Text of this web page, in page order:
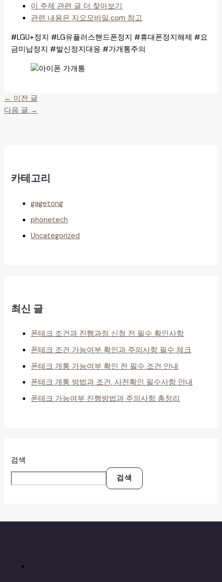
이 주제 관련 글 더 찾아보기
관련 내용은 지오모바일.com 참고
#LGU+정지 #LG유플러스핸드폰정지 #휴대폰정지해제 #요
금미납정지 #발신정지대응 #가개통주의
← 이전 글
다음 글 →
카테고리
gagetong
phonetech
Uncategorized
최신 글
폰테크 조건과 진행과정 신청 전 필수 확인사항
폰테크 조건 가능여부 확인과 주의사항 필수 체크
폰테크 개통 가능여부 확인 전 필수 조건 안내
폰테크 개통 방법과 조건, 사전확인 필수사항 안내
폰테크 가능여부 진행방법과 주의사항 총정리
검색
검색